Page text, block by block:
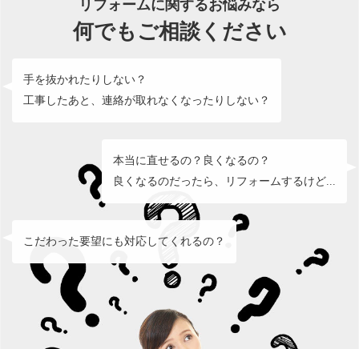
リフォームに関するお悩みなら
何でもご相談ください
手を抜かれたりしない？
工事したあと、連絡が取れなくなったりしない？
本当に直せるの？良くなるの？
良くなるのだったら、リフォームするけど...
こだわった要望にも対応してくれるの？